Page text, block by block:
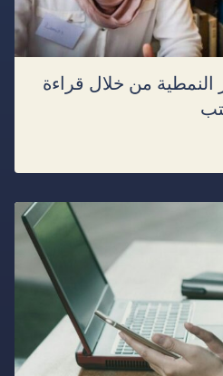
النمطية من خلال قراءة